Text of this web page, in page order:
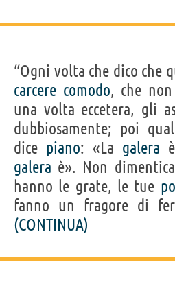
“Ogni volta che dico che
carcere comodo, che
una volta eccetera, gli
dubbiosamente; poi
dice piano: «La galera è
galera è». Non
hanno le grate, le tue
fanno un fragore di
(CONTINUA)